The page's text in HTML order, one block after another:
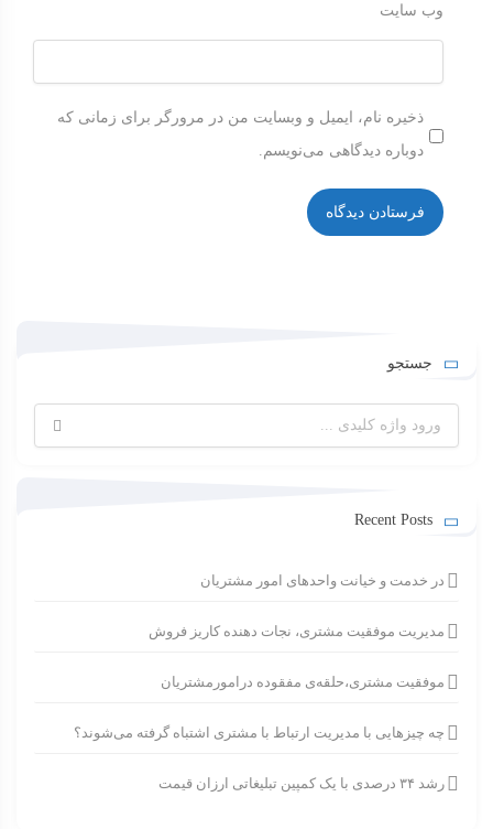
وب‌ سایت
ذخیره نام، ایمیل و وبسایت من در مرورگر برای زمانی که
دوباره دیدگاهی می‌نویسم.
جستجو
برای:
Recent Posts
در خدمت و خیانت واحدهای امور مشتریان
مدیریت موفقیت مشتری، نجات دهنده کاریز فروش
موفقیت مشتری،حلقه‌ی مفقوده درامورمشتریان
چه چیزهایی با مدیریت ارتباط با مشتری اشتباه گرفته می‌شوند؟
رشد ۳۴ درصدی با یک کمپین تبلیغاتی ارزان قیمت